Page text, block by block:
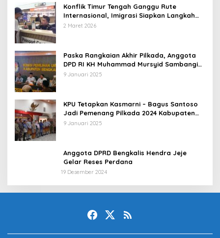
Konflik Timur Tengah Ganggu Rute
Internasional, Imigrasi Siapkan Langkah
Antisipatif
2 Maret 2026
Paska Rangkaian Akhir Pilkada, Anggota
DPD RI KH Muhammad Mursyid Sambangi
KPU Bengkalis
9 Januari 2025
KPU Tetapkan Kasmarni – Bagus Santoso
Jadi Pemenang Pilkada 2024 Kabupaten
Bengkalis
9 Januari 2025
Anggota DPRD Bengkalis Hendra Jeje
Gelar Reses Perdana
19 Desember 2024